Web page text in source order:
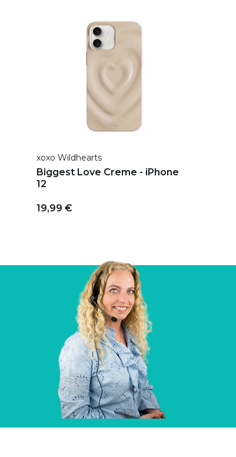
xoxo Wildhearts
Biggest Love Creme - iPhone
12
19,99 €